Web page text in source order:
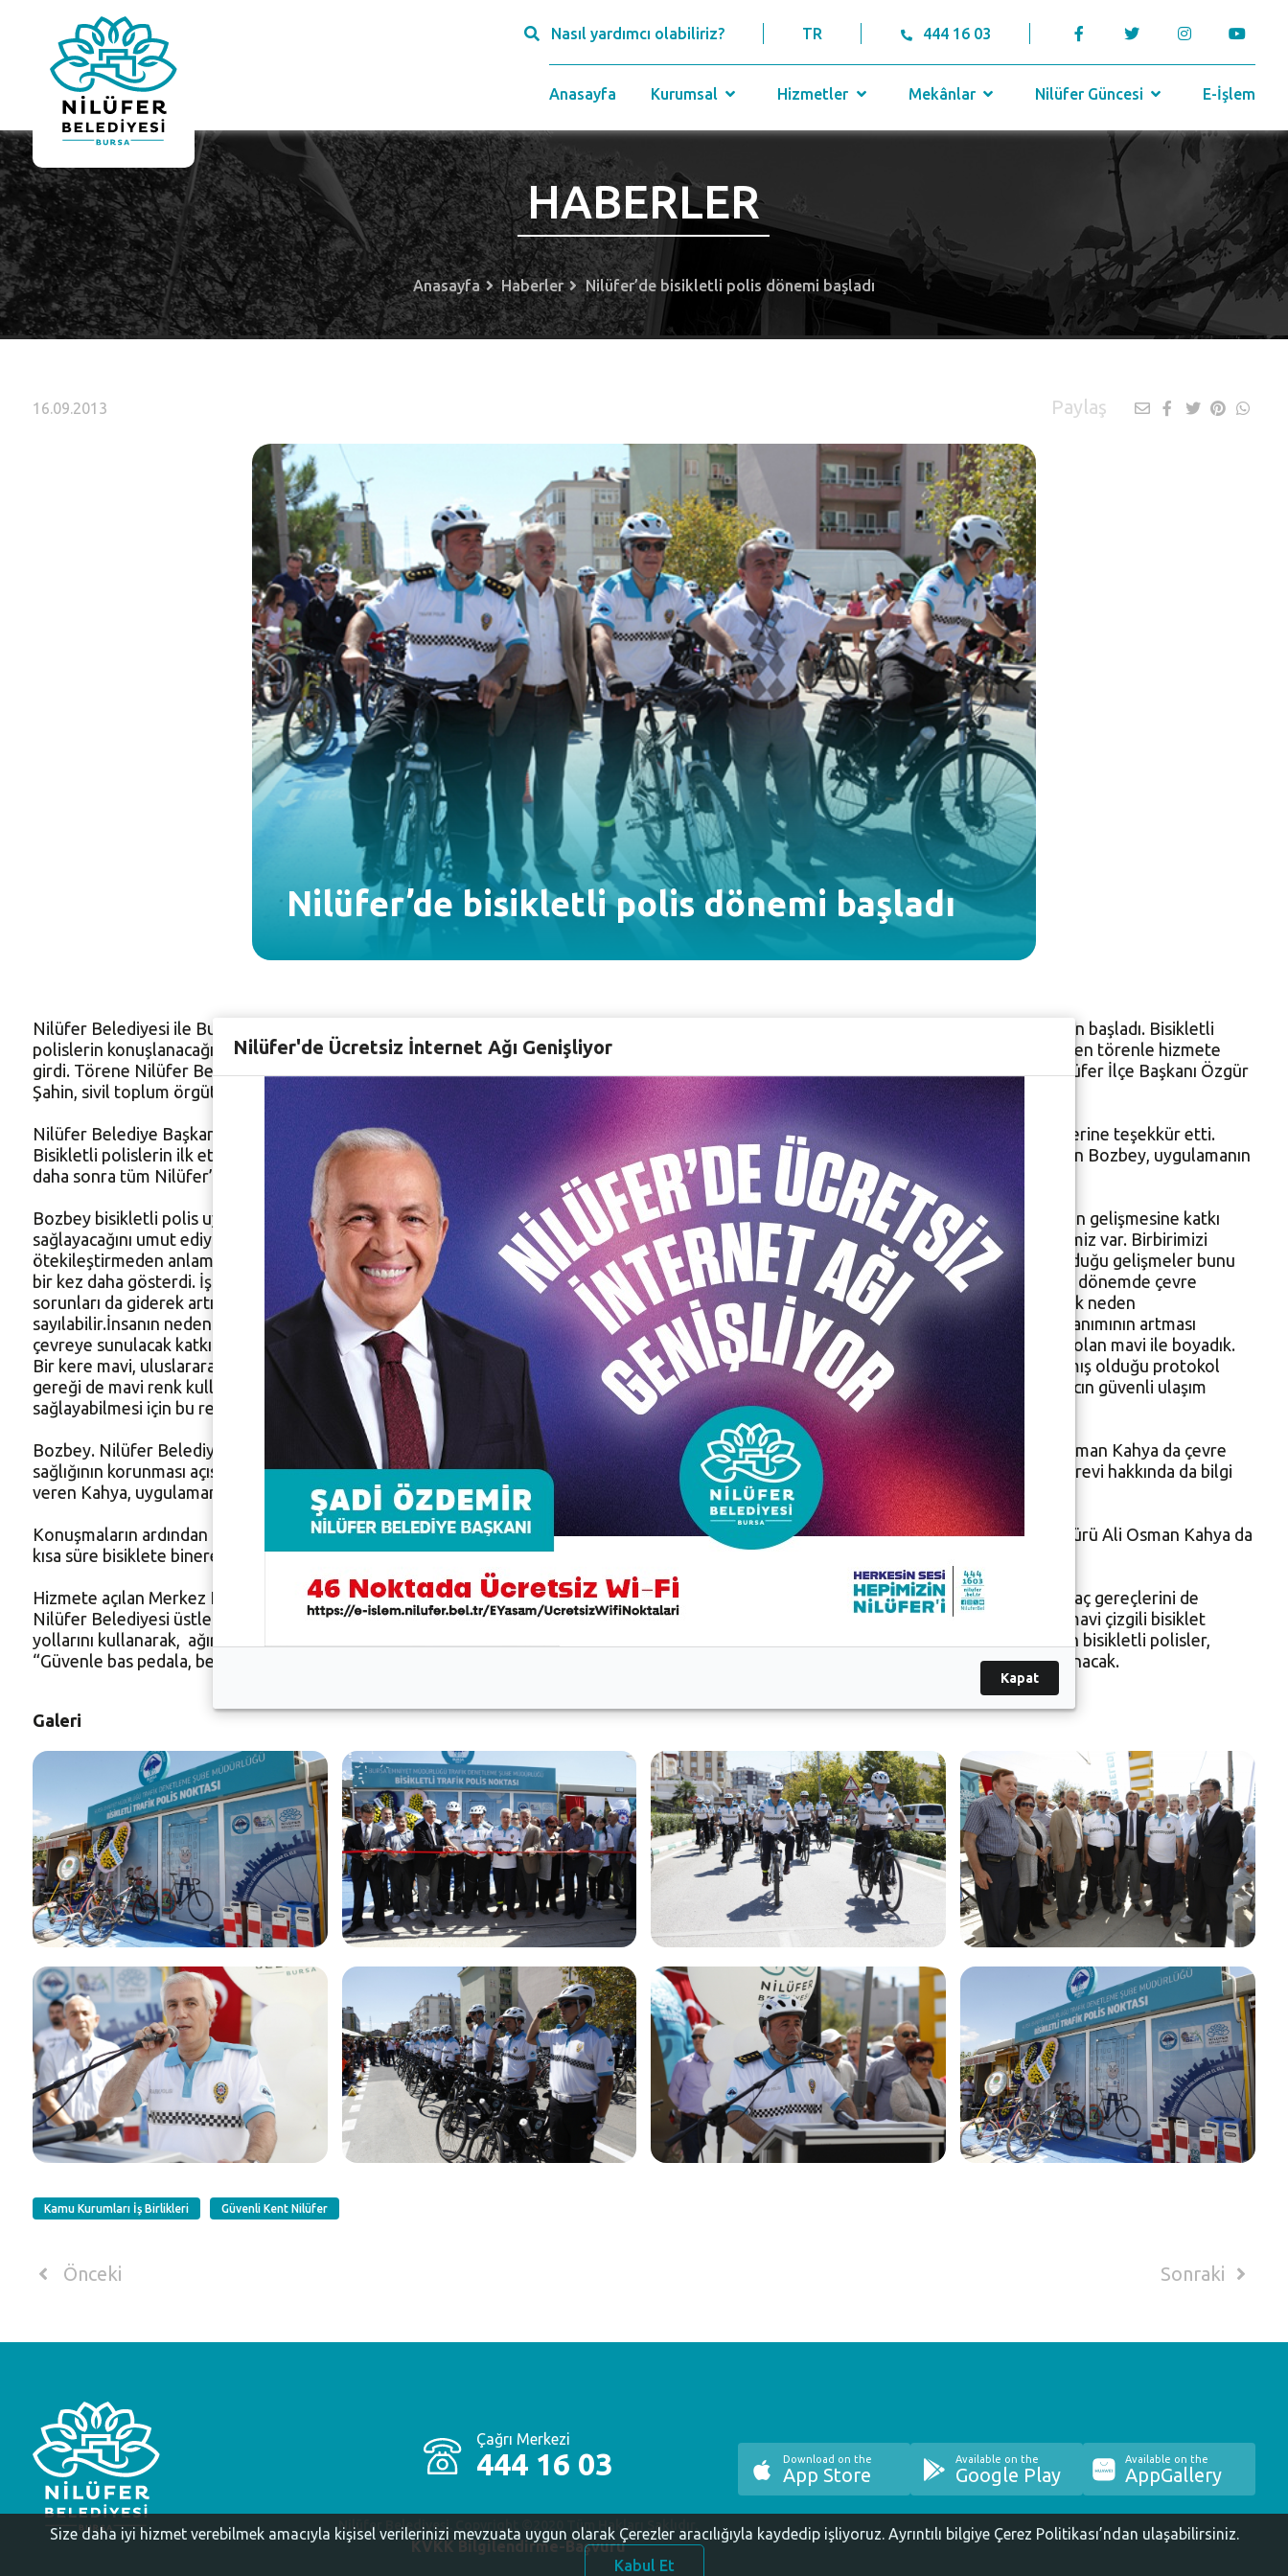
Nasıl yardımcı olabiliriz? TR 444 16 03
Anasayfa Kurumsal Hizmetler Mekânlar Nilüfer Güncesi E-İşlem
HABERLER
Anasayfa Haberler Nilüfer’de bisikletli polis dönemi başladı
16.09.2013 Paylaş
Nilüfer’de bisikletli polis dönemi başladı
Nilüfer Belediyesi ile Bursa İl Emniyet Müdürlüğü’nün ortaklaşa hazırladığı ‘Beyaz Kırlangıçlar’ adı verilen bisikletli polis uygulaması resmen başladı. Bisikletli
polislerin konuşlanacağı Bursa Emniyet Müdürlüğü Trafik Denetleme Şube Müdürlüğü Bisikletli Polis Trafik Noktası Ataevler’de düzenlenen törenle hizmete
girdi. Törene Nilüfer Belediye Başkanı Mustafa Bozbey, Emniyet Müdürü Ali Osman Kahya, CHP Bursa Milletvekili İlhan Demiröz, CHP Nilüfer İlçe Başkanı Özgür
Şahin, sivil toplum örgütlerinin temsilcileri ve davetliler katıldı.
Nilüfer Belediye Başkanı Mustafa Bozbey, yaptığı konuşmada projenin uygulamasına büyük destek sağlayan Emniyet Müdürlüğü yöneticilerine teşekkür etti.
Bisikletli polislerin ilk etapta 100. Yıl, Ertuğrulkent, Altınşehir, Ataevler ve Fatih Sultan Mehmet Bulvarı civarında görev yapacağını söyleyen Bozbey, uygulamanın
daha sonra tüm Nilüfer’e yayılacağını kaydetti.
Bozbey bisikletli polis uygulaması için şöyle konuştu: "Projenin pek çok anlamı ve hedefi var. Öncelikle uygulamanın polis vatandaş ilişkisinin gelişmesine katkı
sağlayacağını umut ediyoruz. Son dönemde ortaya çıkan bir gerçek şu: Toplum olarak her zamankinden daha fazla hoşgörüye gereksinimimiz var. Birbirimizi
ötekileştirmeden anlamaya daha fazla çalışmalıyız. Birlikte yaşamanın en önemli şartı, hoşgörü ve anlayış. Son günlerde hepimizin tanık olduğu gelişmeler bunu
bir kez daha gösterdi. İşte bu süreçte projemiz, polis vatandaş ilişkisine önemli bir katkı sağlayacağı için büyük değer taşıyor.Yaşadığımız bu dönemde çevre
sorunları da giderek artıyor. Hızlı nüfus artışı, bilinçsiz sanayileşme, düzensiz şehirleşme, doğal kaynakların bilinçsiz kullanılması gibi pek çok neden
sayılabilir.İnsanın neden olduğu çevre kirlenmesinin en önemli nedenlerinden biri de ulaşım.Bisiklet ise en çevreci ulaşım aracı. Bisiklet kullanımının artması
çevreye sunulacak katkılardan biri olacaktır. Nilüfer Belediyesi olarak bu bilinçle 85 kilometre bisiklet yolu yaptık. Bu yolları evrensel renk olan mavi ile boyadık.
Bir kere mavi, uluslararası standartların zorunlu kıldığı bir renk. Çevre ve Şehircilik Bakanlığı Çevre Yönetimi Genel Müdürlüğü’nün hazırlamış olduğu protokol
gereği de mavi renk kullanımı zorunlu.Tüm dünyada, kimi zaman taşıt trafiğinden ayrılmış kimi zaman ise taşıt trafiği ile bütünleşmiş bir aracın güvenli ulaşım
sağlayabilmesi için bu rengin kullanımı kabul görüyor. O nedenle biz de Nilüfer’de bisiklet yollarımızı huzurun rengi maviye boyuyoruz."
Bozbey. Nilüfer Belediyesi’nin bir ilke daha imza attığını vurgulayarak, ‘Beyaz Kırlangıçlar’a başarılar diledi. Bursa İl Emniyet Müdürü Ali Osman Kahya da çevre
sağlığının korunması açısından bisikleti tavsiye ettiklerini belirterek, bu konudaki çalışmalarını sürdüreceklerini kaydetti. Bisikletli polisin görevi hakkında da bilgi
veren Kahya, uygulamanın ağırlıklı olarak okul önlerinde olacağını, bununla birlikte her türlü denetimin de sağlanacağını söyledi.
Konuşmaların ardından bisikletli polisler resmi olarak hizmete başladı. Nilüfer Belediye Başkanı Mustafa Bozbey ile Bursa İl Emniyet Müdürü Ali Osman Kahya da
kısa süre bisiklete binerek uygulamaya tanıklık ettiler.
Hizmete açılan Merkez Noktası, Nilüfer Belediyesi tarafından yaptırılarak Emniyet Müdürlüğü’ne devredildi. Bisikletli polisin tasarım ve araç gereçlerini de
Nilüfer Belediyesi üstlendi. İlk etapta 15 personelin görev yapacağı uygulamada polisler, Nilüfer Belediyesi’nin yaptırdığı 85 kilometrelik mavi çizgili bisiklet
yollarını kullanarak, ağırlıklı olarak okul geçişlerinde düzeni sağlayacak. Trafik denetimleri yapıp, bisiklet kullanımını özendirmesi planlanan bisikletli polisler,
“Güvenle bas pedala, beyaz kırlangıçlar yanında” sloganıyla Nilüfer sokaklarının hem daha güvenli hem de daha çevre dostu olmasını sağlanacak.
Galeri
Kamu Kurumları İş Birlikleri Güvenli Kent Nilüfer
Önceki Sonraki
Çağrı Merkezi
444 16 03
Nilüfer Belediyesi. Copyright ©2020 Tüm Hakları Saklıdır.
KVKK Bilgilendirme-Başvuru
Download on the
App Store
Available on the
Google Play
Available on the
AppGallery
Nilüfer'de Ücretsiz İnternet Ağı Genişliyor
Kapat
Size daha iyi hizmet verebilmek amacıyla kişisel verilerinizi mevzuata uygun olarak Çerezler aracılığıyla kaydedip işliyoruz. Ayrıntılı bilgiye Çerez Politikası’ndan ulaşabilirsiniz.
Kabul Et